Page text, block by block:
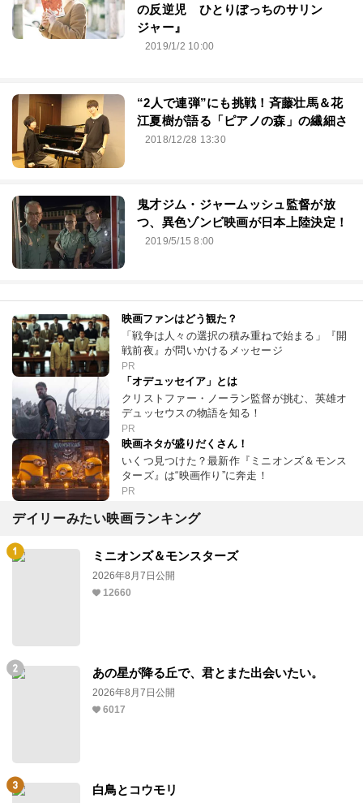
の反逆児 ひとりぼっちのサリン
ジャー』
2019/1/2 10:00
“2人で連弾”にも挑戦！斉藤壮馬＆花
江夏樹が語る「ピアノの森」の繊細さ
2018/12/28 13:30
鬼才ジム・ジャームッシュ監督が放
つ、異色ゾンビ映画が日本上陸決定！
2019/5/15 8:00
映画ファンはどう観た？
「戦争は人々の選択の積み重ねで始まる」『開
戦前夜』が問いかけるメッセージ
PR
「オデュッセイア」とは
クリストファー・ノーラン監督が挑む、英雄オ
デュッセウスの物語を知る！
PR
映画ネタが盛りだくさん！
いくつ見つけた？最新作『ミニオンズ＆モンス
ターズ』は“映画作り”に奔走！
PR
デイリーみたい映画ランキング
ミニオンズ＆モンスターズ
2026年8月7日公開
12660
あの星が降る丘で、君とまた出会いたい。
2026年8月7日公開
6017
白鳥とコウモリ